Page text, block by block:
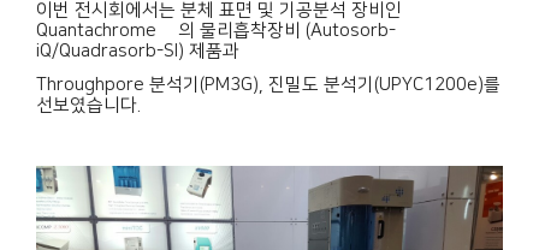
이번 전시회에서는 분체 표면 및 기공분석 장비인
Quantachrome 社의 물리흡착장비 (Autosorb-
iQ/Quadrasorb-SI) 제품과
Throughpore 분석기(PM3G), 진밀도 분석기(UPYC1200e)를
선보였습니다.